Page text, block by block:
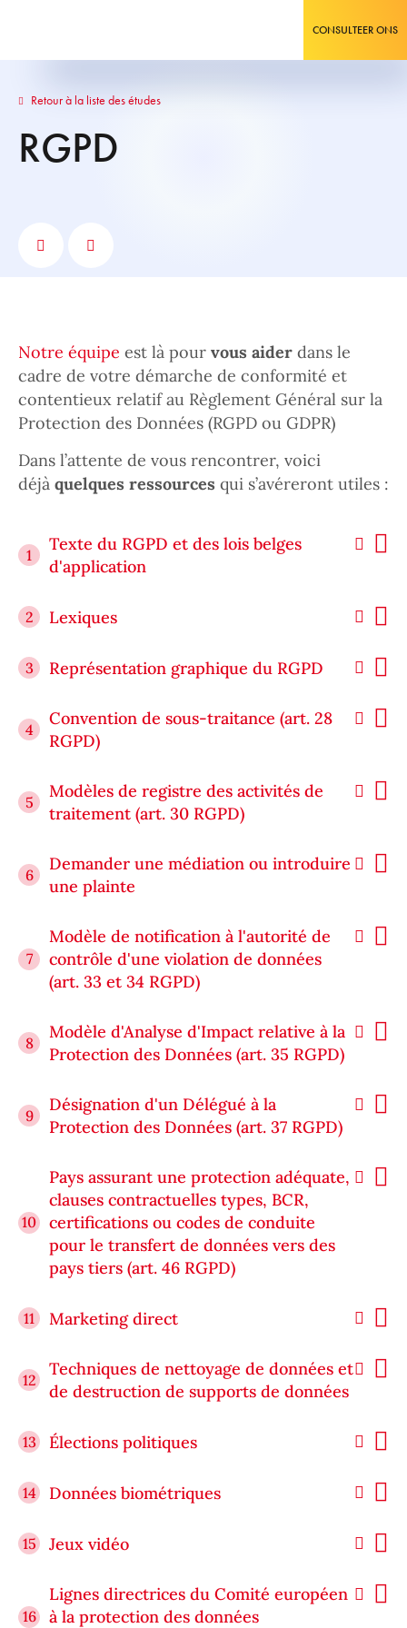
CONSULTEER ONS
Retour à la liste des études
RGPD
Notre équipe est là pour vous aider dans le
cadre de votre démarche de conformité et
contentieux relatif au Règlement Général sur la
Protection des Données (RGPD ou GDPR)
Dans l’attente de vous rencontrer, voici
déjà quelques ressources qui s’avéreront utiles :
1
Texte du RGPD et des lois belges
d'application
2 Lexiques
3 Représentation graphique du RGPD
4
Convention de sous-traitance (art. 28
RGPD)
5
Modèles de registre des activités de
traitement (art. 30 RGPD)
6
Demander une médiation ou introduire
une plainte
7
Modèle de notification à l'autorité de
contrôle d'une violation de données
(art. 33 et 34 RGPD)
8
Modèle d'Analyse d'Impact relative à la
Protection des Données (art. 35 RGPD)
9
Désignation d'un Délégué à la
Protection des Données (art. 37 RGPD)
10
Pays assurant une protection adéquate,
clauses contractuelles types, BCR,
certifications ou codes de conduite
pour le transfert de données vers des
pays tiers (art. 46 RGPD)
11 Marketing direct
12
Techniques de nettoyage de données et
de destruction de supports de données
13 Élections politiques
14 Données biométriques
15 Jeux vidéo
16
Lignes directrices du Comité européen
à la protection des données